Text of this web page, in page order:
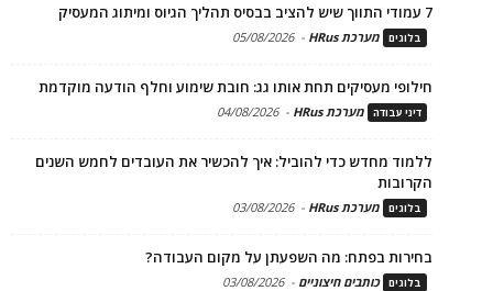
7 עמודי התווך שיש להציב בבסיס תהליך הגיוס ומיתוג המעסיק
בלוגים מערכת HRus -
05/08/2026
חילופי מעסיקים תחת אותו גג: חובת שימוע וחלף הודעה מוקדמת
דיני עבודה מערכת HRus -
04/08/2026
ללמוד מחדש כדי להוביל: איך להכשיר את העובדים לחמש השנים
הקרובות
בלוגים מערכת HRus -
03/08/2026
בחירות בפתח: מה השפעתן על מקום העבודה?
בלוגים כותבים חיצוניים -
03/08/2026